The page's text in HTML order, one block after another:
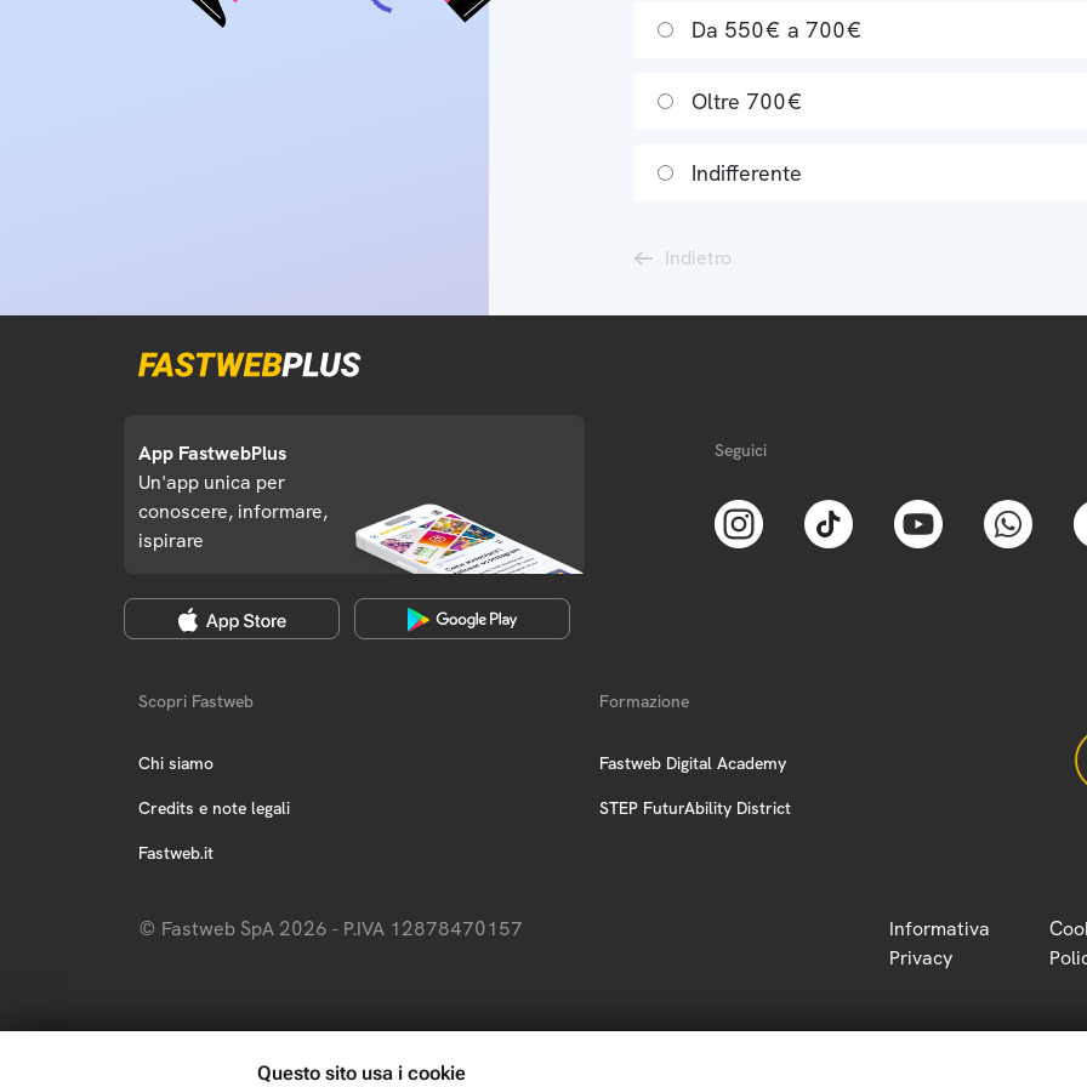
Da 550€ a 700€
Oltre 700€
Indifferente
Indietro
App FastwebPlus
Un'app unica per
conoscere, informare,
ispirare
Seguici
Scopri Fastweb
Chi siamo
Credits e note legali
Fastweb.it
Formazione
Fastweb Digital Academy
STEP FuturAbility District
© Fastweb SpA 2026 - P.IVA 12878470157
Informativa
Privacy